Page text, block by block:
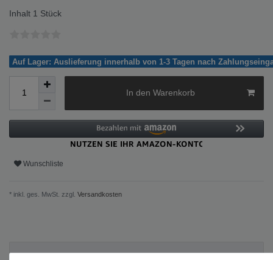
Inhalt 1 Stück
Auf Lager: Auslieferung innerhalb von 1-3 Tagen nach
In den Warenkorb
Wunschliste
* inkl. ges. MwSt. zzgl. Versandkosten